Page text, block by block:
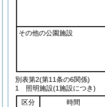
その他の公園施設
別表第2(第11条の6関係)
1 照明施設(1施設につき)
区分
時間